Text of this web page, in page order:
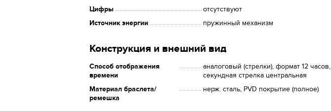
Цифры
отсутствуют
Источник энергии
пружинный механизм
Конструкция и внешний вид
Способ отображения
времени
аналоговый (стрелки), формат 12 часов,
секундная стрелка центральная
Материал браслета/
ремешка
нерж. сталь, PVD покрытие (полное)